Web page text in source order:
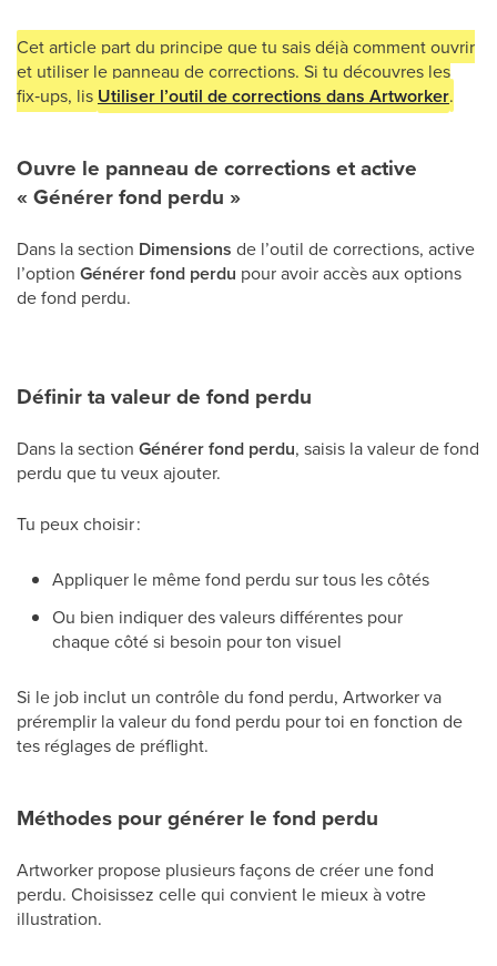
Cet article part du principe que tu sais déjà comment ouvrir
et utiliser le panneau de corrections. Si tu découvres les
fix‑ups, lis Utiliser l’outil de corrections dans Artworker.
Ouvre le panneau de corrections et active
« Générer fond perdu »
Dans la section Dimensions de l’outil de corrections, active
l’option Générer fond perdu pour avoir accès aux options
de fond perdu.
Définir ta valeur de fond perdu
Dans la section Générer fond perdu, saisis la valeur de fond
perdu que tu veux ajouter.
Tu peux choisir :
Appliquer le même fond perdu sur tous les côtés
Ou bien indiquer des valeurs différentes pour
chaque côté si besoin pour ton visuel
Si le job inclut un contrôle du fond perdu, Artworker va
préremplir la valeur du fond perdu pour toi en fonction de
tes réglages de préflight.
Méthodes pour générer le fond perdu
Artworker propose plusieurs façons de créer une fond
perdu. Choisissez celle qui convient le mieux à votre
illustration.